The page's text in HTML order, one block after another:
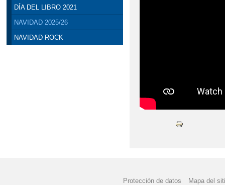
DÍA DEL LIBRO 2021
NAVIDAD 2025/26
NAVIDAD ROCK
Protección de datos Mapa del